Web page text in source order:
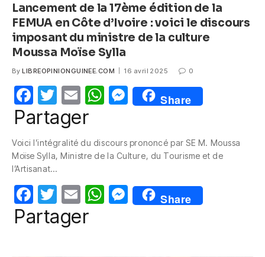
Lancement de la 17ème édition de la
FEMUA en Côte d’Ivoire : voici le discours
imposant du ministre de la culture
Moussa Moïse Sylla
By LIBREOPINIONGUINEE.COM 16 avril 2025 0
F
a
e
b
o
o
k
T
w
itt
er
E
m
W
s
p
p
M
e
e
g
er
Share
Partager
Voici l’intégralité du discours prononcé par SE M. Moussa
Moïse Sylla, Ministre de la Culture, du Tourisme et de
l’Artisanat…
F
a
T
w
itt
E
m
W M
e
Share
Partager